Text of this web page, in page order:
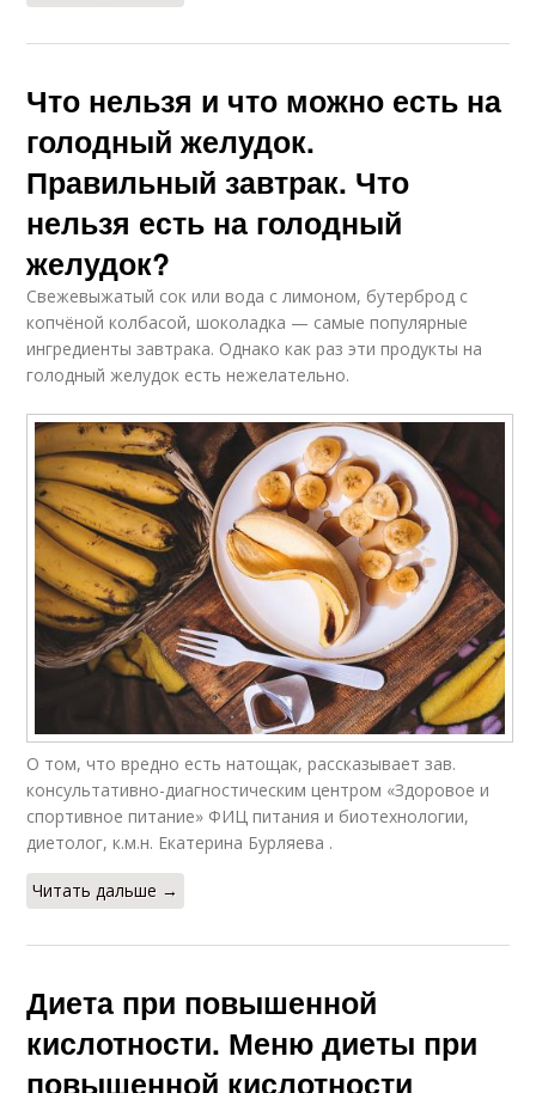
Что нельзя и что можно есть на
голодный желудок.
Правильный завтрак. Что
нельзя есть на голодный
желудок?
Свежевыжатый сок или вода с лимоном, бутерброд с
копчёной колбасой, шоколадка — самые популярные
ингредиенты завтрака. Однако как раз эти продукты на
голодный желудок есть нежелательно.
О том, что вредно есть натощак, рассказывает зав.
консультативно-диагностическим центром «Здоровое и
спортивное питание» ФИЦ питания и биотехнологии,
диетолог, к.м.н. Екатерина Бурляева .
Читать дальше →
Диета при повышенной
кислотности. Меню диеты при
повышенной кислотности